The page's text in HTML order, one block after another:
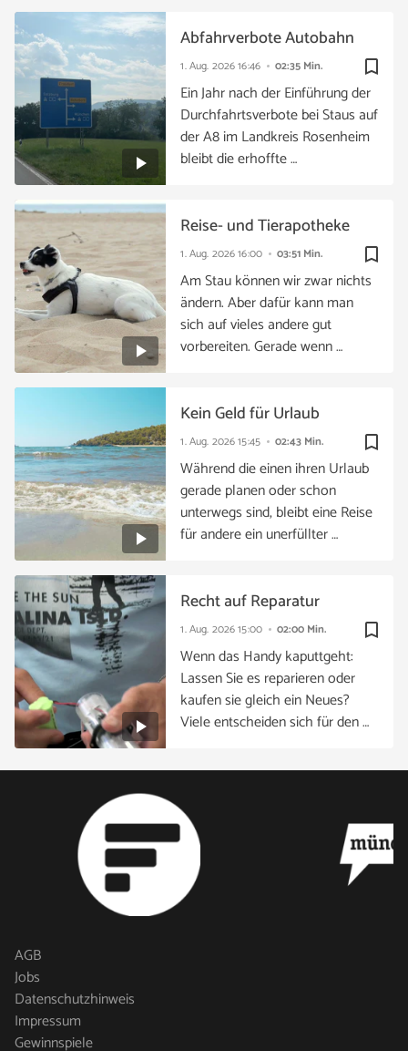
bookmark_border
1. Aug. 202616:46 02:35 Min.
Abfahrverbote Autobahn
Ein Jahr nach der Einführung der
Durchfahrtsverbote bei Staus auf
der A8 im Landkreis Rosenheim
bleibt die erhoffte …
bookmark_border
1. Aug. 202616:00 03:51 Min.
Reise- und Tierapotheke
Am Stau können wir zwar nichts
ändern. Aber dafür kann man
sich auf vieles andere gut
vorbereiten. Gerade wenn …
bookmark_border
1. Aug. 202615:45 02:43 Min.
Kein Geld für Urlaub
Während die einen ihren Urlaub
gerade planen oder schon
unterwegs sind, bleibt eine Reise
für andere ein unerfüllter …
bookmark_border
1. Aug. 202615:00 02:00 Min.
Recht auf Reparatur
Wenn das Handy kaputtgeht:
Lassen Sie es reparieren oder
kaufen sie gleich ein Neues?
Viele entscheiden sich für den …
AGB
Jobs
Datenschutzhinweis
Impressum
Gewinnspiele